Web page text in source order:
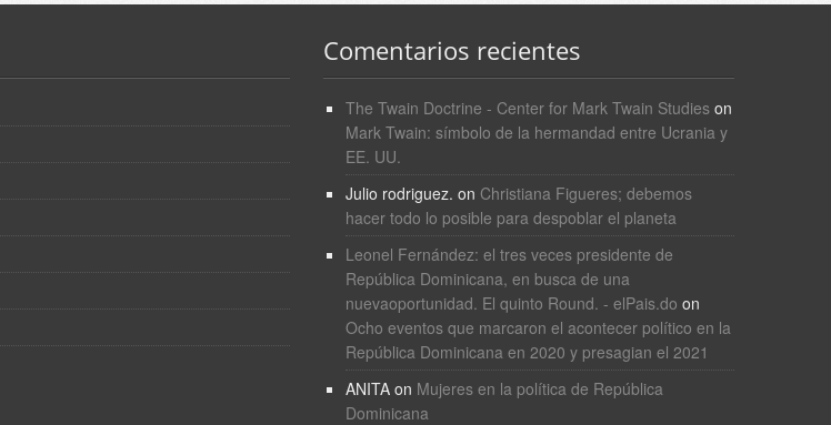
Comentarios recientes
The Twain Doctrine - Center for Mark Twain Studies on
Mark Twain: símbolo de la hermandad entre Ucrania y
EE. UU.
Julio rodriguez. on Christiana Figueres; debemos
hacer todo lo posible para despoblar el planeta
Leonel Fernández: el tres veces presidente de
República Dominicana, en busca de una
nuevaoportunidad. El quinto Round. - elPais.do on
Ocho eventos que marcaron el acontecer político en la
República Dominicana en 2020 y presagian el 2021
ANITA on Mujeres en la política de República
Dominicana